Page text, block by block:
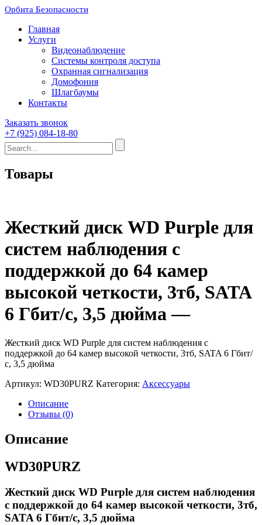
Орбита Безопасности
Главная
Услуги
Видеонаблюдение
Системы контроля доступа
Охранная сигнализация
Домофония
Шлагбаумы
Контакты
Заказать звонок
+7 (925) 084-18-80
Товары
Жесткий диск WD Purple для
систем наблюдения с
поддержкой до 64 камер
высокой четкости, 3тб, SATA
6 Гбит/с, 3,5 дюйма —
Жесткий диск WD Purple для систем наблюдения с
поддержкой до 64 камер высокой четкости, 3тб, SATA 6 Гбит/
с, 3,5 дюйма
Артикул: WD30PURZ Категория: Аксессуары
Описание
Отзывы (0)
Описание
WD30PURZ
Жесткий диск WD Purple для систем наблюдения
с поддержкой до 64 камер высокой четкости, 3тб,
SATA 6 Гбит/с, 3,5 дюйма